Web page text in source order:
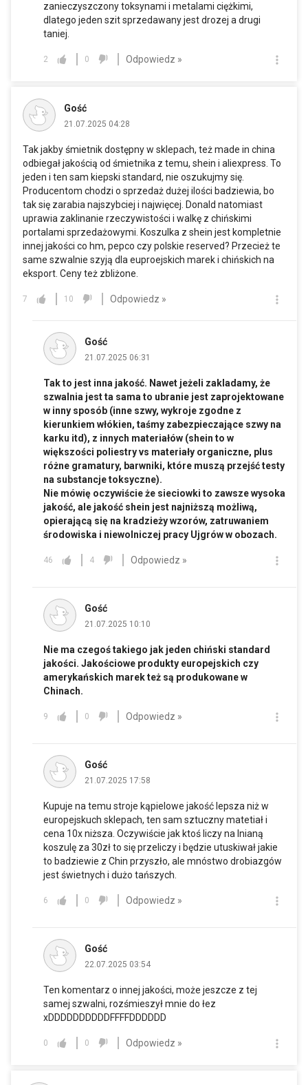
zanieczyszczony toksynami i metalami ciężkimi,
dlatego jeden szit sprzedawany jest drozej a drugi
taniej.
2 0 Odpowiedz »
Gość
21.07.2025 04:28
Tak jakby śmietnik dostępny w sklepach, też made in china
odbiegał jakością od śmietnika z temu, shein i aliexpress. To
jeden i ten sam kiepski standard, nie oszukujmy się.
Producentom chodzi o sprzedaż dużej ilości badziewia, bo
tak się zarabia najszybciej i najwięcej. Donald natomiast
uprawia zaklinanie rzeczywistości i walkę z chińskimi
portalami sprzedażowymi. Koszulka z shein jest kompletnie
innej jakości co hm, pepco czy polskie reserved? Przecież te
same szwalnie szyją dla euproejskich marek i chińskich na
eksport. Ceny też zbliżone.
7 10 Odpowiedz »
Gość
21.07.2025 06:31
Tak to jest inna jakość. Nawet jeżeli zakladamy, że
szwalnia jest ta sama to ubranie jest zaprojektowane
w inny sposób (inne szwy, wykroje zgodne z
kierunkiem włókien, taśmy zabezpieczające szwy na
karku itd), z innych materiałów (shein to w
większości poliestry vs materiały organiczne, plus
różne gramatury, barwniki, które muszą przejść testy
na substancje toksyczne).
Nie mówię oczywiście że sieciowki to zawsze wysoka
jakość, ale jakość shein jest najniższą możliwą,
opierającą się na kradzieży wzorów, zatruwaniem
środowiska i niewolniczej pracy Ujgrów w obozach.
46 4 Odpowiedz »
Gość
21.07.2025 10:10
Nie ma czegoś takiego jak jeden chiński standard
jakości. Jakościowe produkty europejskich czy
amerykańskich marek też są produkowane w
Chinach.
9 0 Odpowiedz »
Gość
21.07.2025 17:58
Kupuje na temu stroje kąpielowe jakość lepsza niż w
europejskuch sklepach, ten sam sztuczny matetiał i
cena 10x niższa. Oczywiście jak ktoś liczy na lnianą
koszulę za 30zł to się przeliczy i będzie utuskiwał jakie
to badziewie z Chin przyszło, ale mnóstwo drobiazgów
jest świetnych i dużo tańszych.
6 0 Odpowiedz »
Gość
22.07.2025 03:54
Ten komentarz o innej jakości, może jeszcze z tej
samej szwalni, rozśmieszył mnie do łez
xDDDDDDDDDDFFFFDDDDDD
0 0 Odpowiedz »